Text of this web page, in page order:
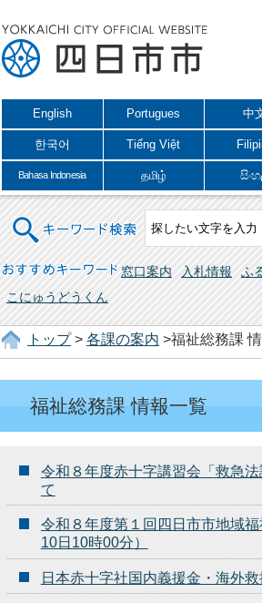
English Portugues 中
한국어 Tiếng Việt
Bahasa Indonesia தமிழ்
キーワード検索
おすすめキーワード 窓口案内 入札情報
ふ
こにゅうどうくん
トップ> 各課の案内 >福祉総務課
福祉総務課 情報一覧
令和８年度赤十字講習会「救急
て
令和８年度第１回四日市市地域
10日10時00分）
日本赤十字社国内義援金・海外